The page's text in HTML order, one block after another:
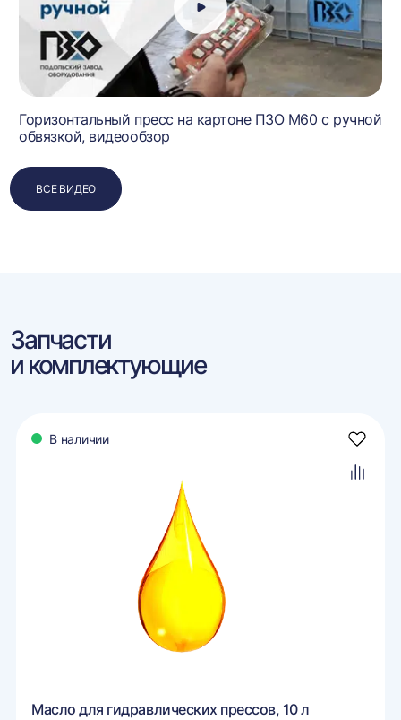
Горизонтальный пресс на картоне ПЗО М60 с ручной
обвязкой, видеообзор
ВСЕ ВИДЕО
Запчасти
и комплектующие
В наличии
Масло для гидравлических прессов, 10 л